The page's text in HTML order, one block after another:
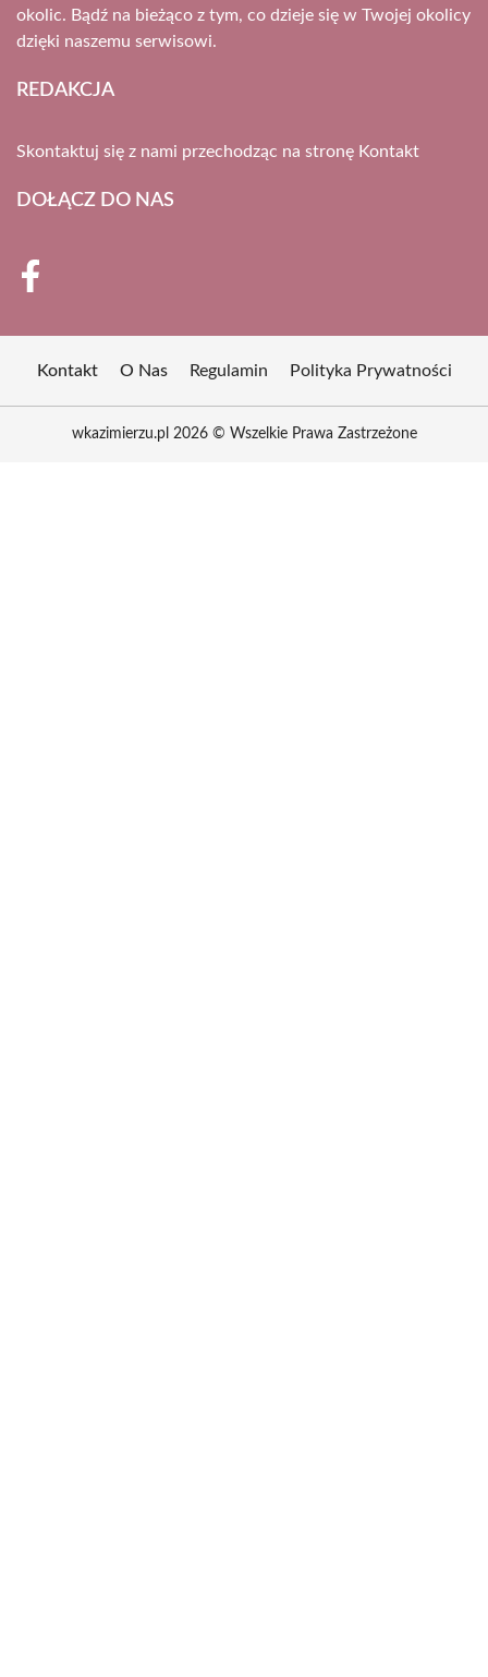
okolic. Bądź na bieżąco z tym, co dzieje się w Twojej okolicy
dzięki naszemu serwisowi.
REDAKCJA
Skontaktuj się z nami przechodząc na stronę Kontakt
DOŁĄCZ DO NAS
Kontakt O Nas Regulamin Polityka Prywatności
wkazimierzu.pl 2026 © Wszelkie Prawa Zastrzeżone